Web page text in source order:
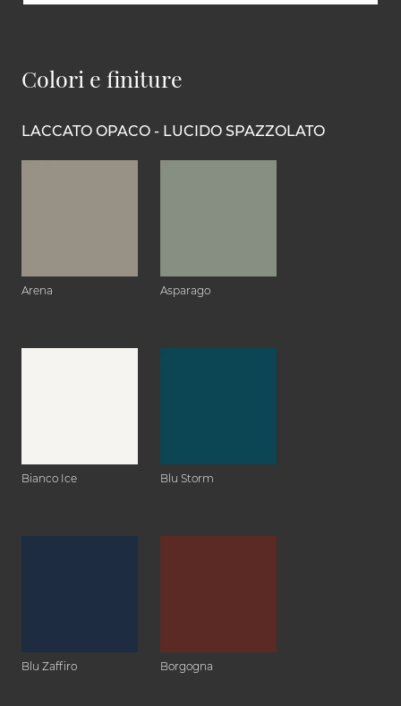
Colori e finiture
LACCATO OPACO - LUCIDO SPAZZOLATO
Arena Asparago
Bianco Ice Blu Storm
Blu Zaffiro Borgogna